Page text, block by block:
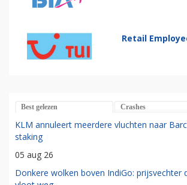
Retail
Best gelezen Crashes
KLM annuleert meerdere vluchten naar
staking
05 aug 26
Donkere wolken boven IndiGo: prijsvechter